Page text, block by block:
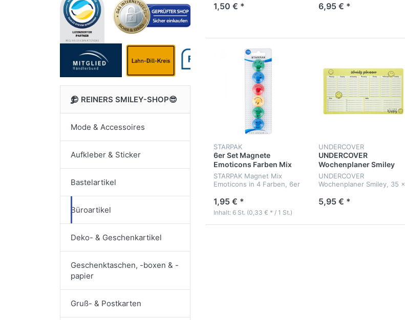
😊 REINERS SMILEY-SHOP😎
Mode & Accessoires
Aufkleber & Sticker
Bastelartikel
Büroartikel
Deko- & Geschenkartikel
Geschenktaschen, -boxen & -
papier
Gruß- & Postkarten
1,50 € * 6,95 € *
STARPAK
6er Set Magnete
Emoticons Farben Mix
STARPAK Magnet Mix
Emoticons in 4 Farben, 6er
1,95 € *
Inhalt: 6 St. (0,33 € * / 1 St.)
UNDERCOVER
UNDERCOVER
Wochenplaner Smiley
UNDERCOVER
Wochenplaner Smiley, 35 x
5,95 € *